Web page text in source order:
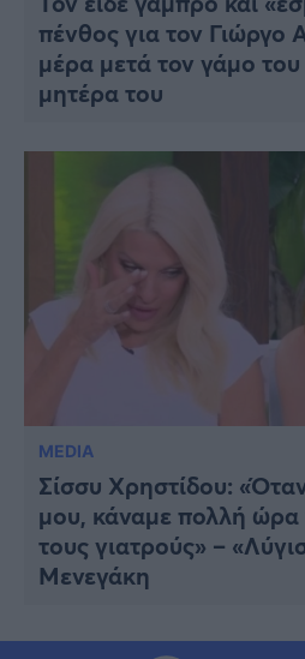
πένθος για τον Γιώργο
μέρα μετά τον γάμο
μητέρα του
MEDIA
Σίσσυ Χρηστίδου:
μου, κάναμε πολλή
τους γιατρούς» –
Μενεγάκη